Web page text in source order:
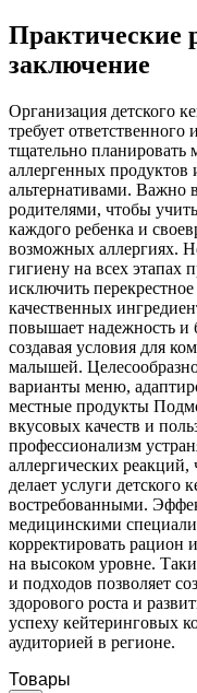
Практические
заключение
Организация детского
требует
тщательно планировать
аллергенных продуктов
альтернативами. Важно
родителями, чтобы
каждого ребенка и
возможных аллергиях.
гигиену на всех этапах
исключить
качественных
повышает надежность и
создавая условия для
малышей.
варианты меню,
местные продукты
вкусовых качеств и
профессионализм
аллергических реакций,
делает услуги детского
востребованными.
медицинскими
корректировать рацион
на высоком уровне.
и подходов позволяет
здорового роста и
успеху кейтеринговых
аудиторией в регионе.
Товары